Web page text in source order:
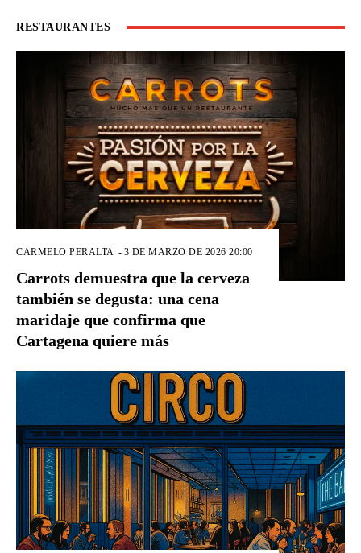
RESTAURANTES
CARMELO PERALTA - 3 DE MARZO DE 2026 20:00
Carrots demuestra que la cerveza
también se degusta: una cena
maridaje que confirma que
Cartagena quiere más